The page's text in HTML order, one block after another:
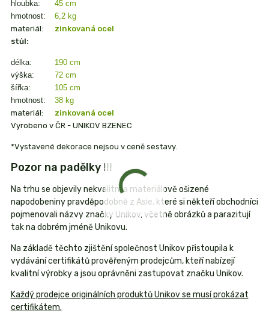
hloubka:
45 cm
hmotnost:
6,2 kg
materiál:
zinkovaná ocel
stůl:
délka:
190 cm
výška:
72 cm
šířka:
105 cm
hmotnost:
38 kg
materiál:
zinkovaná ocel
Vyrobeno v ČR - UNIKOV BZENEC
*Vystavené dekorace nejsou v ceně sestavy.
Pozor na padělky !!!
Na trhu se objevily nekvalitní a materiálově ošizené
napodobeniny pravděpodobně z Asie, které si někteří obchodníci
pojmenovali názvy značky Unikov, včetně obrázků a parazitují
tak na dobrém jméně Unikovu.
Na základě těchto zjištění společnost Unikov přistoupila k
vydávání certifikátů prověřeným prodejcům, kteří nabízejí
kvalitní výrobky a jsou oprávněni zastupovat značku Unikov.
Každý prodejce originálních produktů Unikov se musí prokázat
certifikátem.